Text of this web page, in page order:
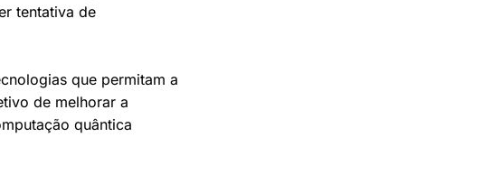
tentativa de
que permitam a
de melhorar a
quântica